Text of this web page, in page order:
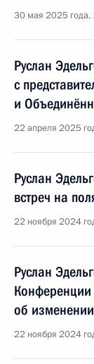
30 мая 2025 года,
Руслан
с
и
22 апреля 2025
Руслан
встреч на
22 ноября 2024
Руслан
об
22 ноября 2024